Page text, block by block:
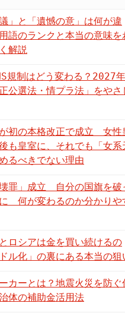
議」と「遺憾の意」は何が違
語のランクと本当の意味を
解説
規制はどう変わる？2027年
公選法・情プラ法」をやさ
初の本格改正で成立 女性
も皇室に、それでも「女系
るべきでない理由
壊罪」成立 自分の国旗を破
何が変わるのか分かりや
ロシアは金を買い続けるの
ル化」の裏にある本当の狙
カーとは？地震火災を防ぐ
体の補助金活用法